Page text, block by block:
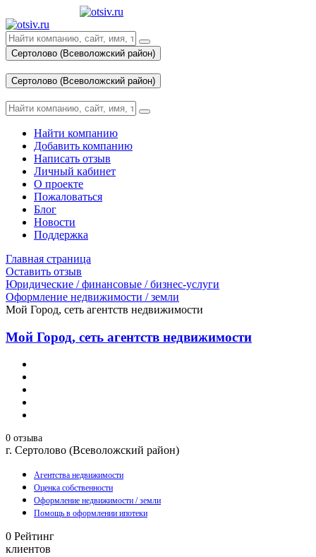
Сертолово (Всеволожский район)
Сертолово (Всеволожский район)
Найти компанию
Добавить компанию
Написать отзыв
Личный кабинет
О проекте
Пожаловаться
Блог
Новости
Поддержка
Главная страница
Оставить отзыв
Юридические / финансовые / бизнес-услуги
Оформление недвижимости / земли
Мой Город, сеть агентств недвижимости
Мой Город, сеть агентств недвижимости
0 отзыва
г. Сертолово (Всеволожский район)
Агентства недвижимости
Оценка собственности
Оформление недвижимости / земли
Помощь в оформлении ипотеки
0 Рейтинг
клиентов